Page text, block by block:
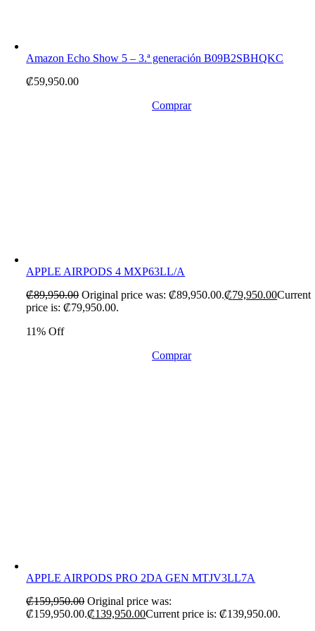
Amazon Echo Show 5 – 3.ª generación B09B2SBHQKC
₡59,950.00
Comprar
APPLE AIRPODS 4 MXP63LL/A
₡89,950.00 Original price was: ₡89,950.00.₡79,950.00Current
price is: ₡79,950.00.
11% Off
Comprar
APPLE AIRPODS PRO 2DA GEN MTJV3LL7A
₡159,950.00 Original price was:
₡159,950.00.₡139,950.00Current price is: ₡139,950.00.